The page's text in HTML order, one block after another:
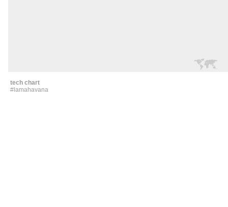
tech chart
#lamahavana